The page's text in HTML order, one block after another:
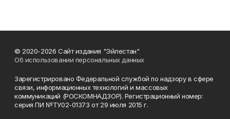
© 2020-2026 Сайт издания "Эйлестан"
Об использовании персональных данных
Зарегистрировано Федеральной службой по надзору в сфере
связи, информационных технологий и массовых
коммуникаций (РОСКОМНАДЗОР). Регистрационный номер:
серия ПИ №ТУ02-01373 от 29 июля 2015 г.